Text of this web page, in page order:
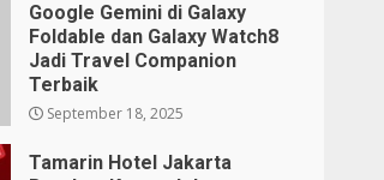
Google Gemini di Galaxy
Foldable dan Galaxy Watch8
Jadi Travel Companion
Terbaik
September 18, 2025
Tamarin Hotel Jakarta